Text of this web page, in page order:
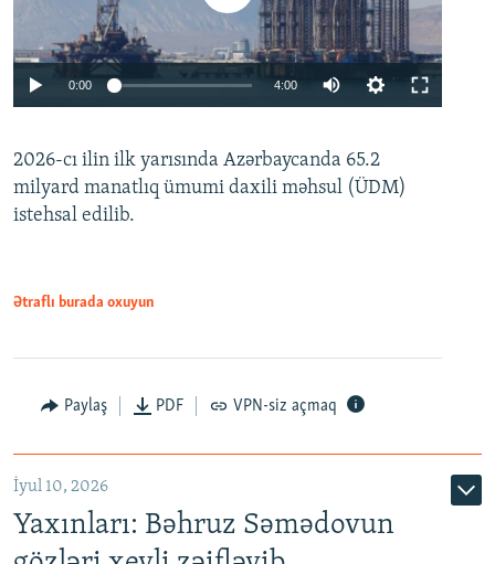
Auto 240p 360p 480p
0:00 4:00
360p
480p
2026-cı ilin ilk yarısında Azərbaycanda 65.2
milyard manatlıq ümumi daxili məhsul (ÜDM)
istehsal edilib.
Ətraflı burada oxuyun
Paylaş PDF VPN-siz açmaq
İyul 10, 2026
Yaxınları: Bəhruz Səmədovun